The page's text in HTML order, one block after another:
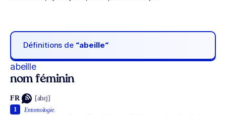
Définitions de “abeille“
abeille
nom féminin
FR [abɛj]
Entomologie.
1